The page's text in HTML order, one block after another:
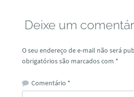
Deixe um
O seu endereço de e-mail não será
obrigatórios são marcados com *
Comentário *